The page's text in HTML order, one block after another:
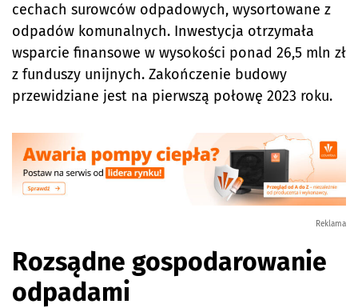
cechach surowców odpadowych, wysortowane z
odpadów komunalnych. Inwestycja otrzymała
wsparcie finansowe w wysokości ponad 26,5 mln zł
z funduszy unijnych. Zakończenie budowy
przewidziane jest na pierwszą połowę 2023 roku.
Reklama
Rozsądne gospodarowanie
odpadami